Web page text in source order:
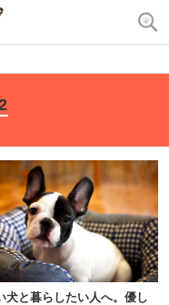
犬と暮らしたい人へ。優し